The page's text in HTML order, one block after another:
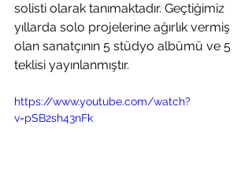
solisti olarak tanımaktadır. Geçtiğimiz
yıllarda solo projelerine ağırlık vermiş
olan sanatçının 5 stüdyo albümü ve 5
teklisi yayınlanmıştır.
https://www.youtube.com/watch?
v=pSB2sh43nFk